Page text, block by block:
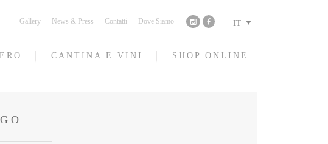
IT
Gallery News & Press Contatti Dove Siamo
CANTINA E VINI SHOP ONLINE